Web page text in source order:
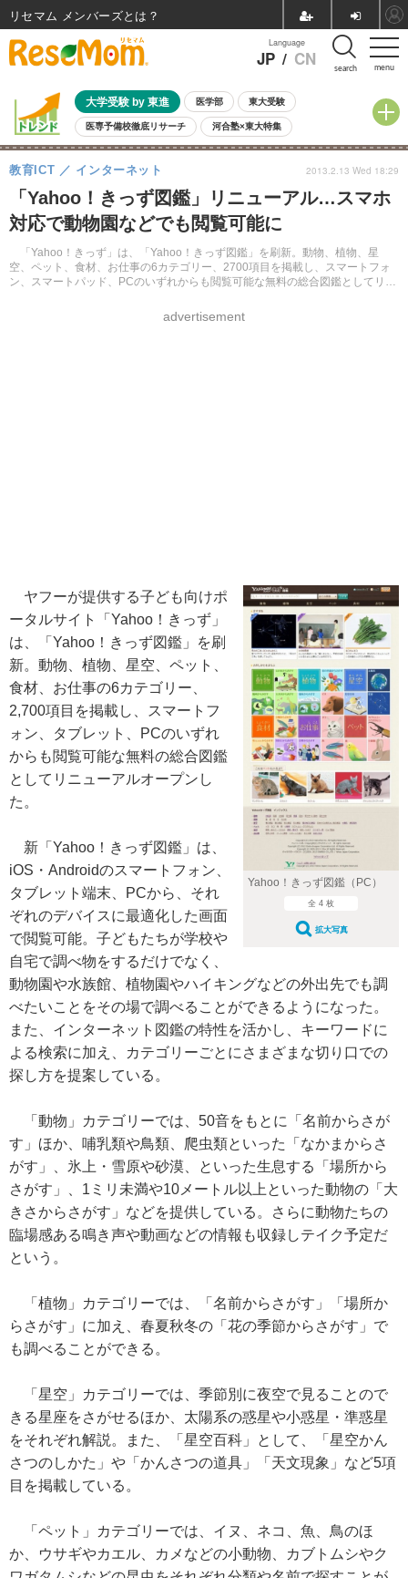
menu
Language
JP / CN search
大学受験 by 東進 医学部 東大受験
医専予備校徹底リサーチ 河合塾×東大特集
親子で考える大学選び 高校受験 中学受験 小学校受験
共通テスト 夏休み 8月開催学校説明会・相談会
8月開催イベント・WS 全国公立高校 過去問 人気記事
自由研究教材（小学生向け） 自由研究教材（中学生向け）
「Yahoo！きっず図鑑」リニューアル…スマホ
対応で動物園などでも閲覧可能に
「Yahoo！きっず」は、「Yahoo！きっず図鑑」を刷新。動物、植物、星
空、ペット、食材、お仕事の6カテゴリー、2700項目を掲載し、スマートフォ
ン、スマートパッド、PCのいずれからも閲覧可能な無料の総合図鑑としてリニ
教育ICT インターネット
advertisement
2013.2.13 Wed 18:29
Yahoo！きっず図鑑（PC）
全 4 枚
拡大写真
ヤフーが提供する子ども向けポ
ータルサイト「Yahoo！きっず」
は、「Yahoo！きっず図鑑」を刷
新。動物、植物、星空、ペット、
食材、お仕事の6カテゴリー、
2,700項目を掲載し、スマートフ
ォン、タブレット、PCのいずれ
からも閲覧可能な無料の総合図鑑
としてリニューアルオープンし
た。
新「Yahoo！きっず図鑑」は、
iOS・Androidのスマートフォン、
タブレット端末、PCから、それ
ぞれのデバイスに最適化した画面
で閲覧可能。子どもたちが学校や
自宅で調べ物をするだけでなく、
動物園や水族館、植物園やハイキングなどの外出先でも調
べたいことをその場で調べることができるようになった。
また、インターネット図鑑の特性を活かし、キーワードに
よる検索に加え、カテゴリーごとにさまざまな切り口での
探し方を提案している。
「動物」カテゴリーでは、50音をもとに「名前からさが
す」ほか、哺乳類や鳥類、爬虫類といった「なかまからさ
がす」、氷上・雪原や砂漠、といった生息する「場所から
さがす」、1ミリ未満や10メートル以上といった動物の「大
きさからさがす」などを提供している。さらに動物たちの
臨場感ある鳴き声や動画などの情報も収録しテイク予定だ
という。
「植物」カテゴリーでは、「名前からさがす」「場所か
らさがす」に加え、春夏秋冬の「花の季節からさがす」で
も調べることができる。
「星空」カテゴリーでは、季節別に夜空で見ることので
きる星座をさがせるほか、太陽系の惑星や小惑星・準惑星
をそれぞれ解説。また、「星空百科」として、「星空かん
さつのしかた」や「かんさつの道具」「天文現象」など5項
目を掲載している。
「ペット」カテゴリーでは、イヌ、ネコ、魚、鳥のほ
か、ウサギやカエル、カメなどの小動物、カブトムシやク
リセマム メンバーズ